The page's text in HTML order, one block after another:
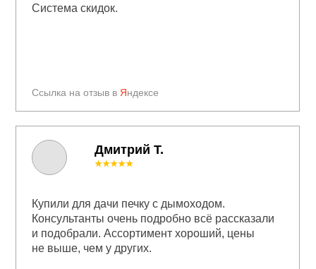
Ссылка на отзыв в Яндексе
Система скидок.
★★★★★
Купили для дачи печку с дымоходом.
Консультанты очень подробно всё рассказали
и подобрали. Ассортимент хороший, цены
не выше, чем у других.
Дмитрий Т.